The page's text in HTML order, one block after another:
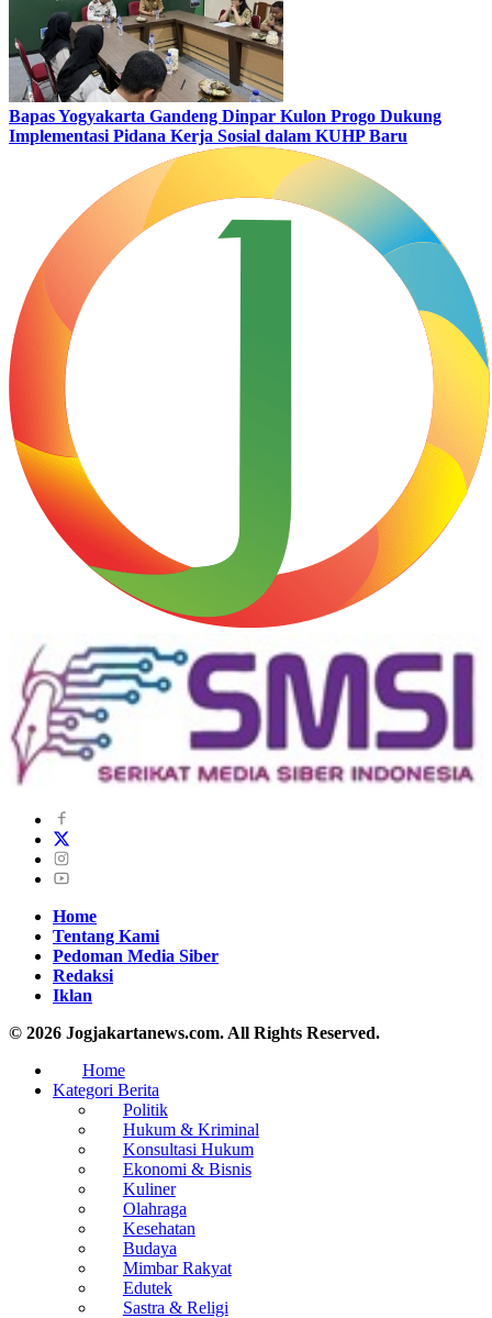
Bapas Yogyakarta Gandeng Dinpar Kulon Progo Dukung
Implementasi Pidana Kerja Sosial dalam KUHP Baru
Home
Tentang Kami
Pedoman Media Siber
Redaksi
Iklan
© 2026 Jogjakartanews.com. All Rights Reserved.
Home
Kategori Berita
Politik
Hukum & Kriminal
Konsultasi Hukum
Ekonomi & Bisnis
Kuliner
Olahraga
Kesehatan
Budaya
Mimbar Rakyat
Edutek
Sastra & Religi